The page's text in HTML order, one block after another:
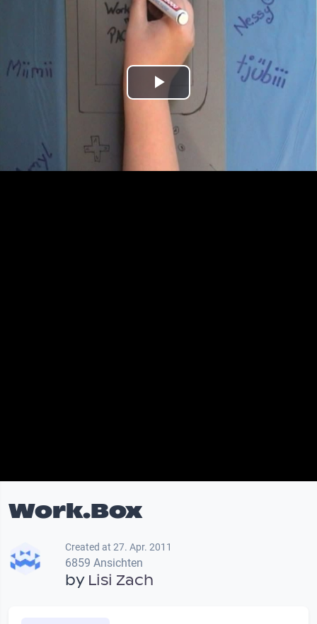
Play
Video
Work.Box
Created at 27. Apr. 2011
6859 Ansichten
by Lisi Zach